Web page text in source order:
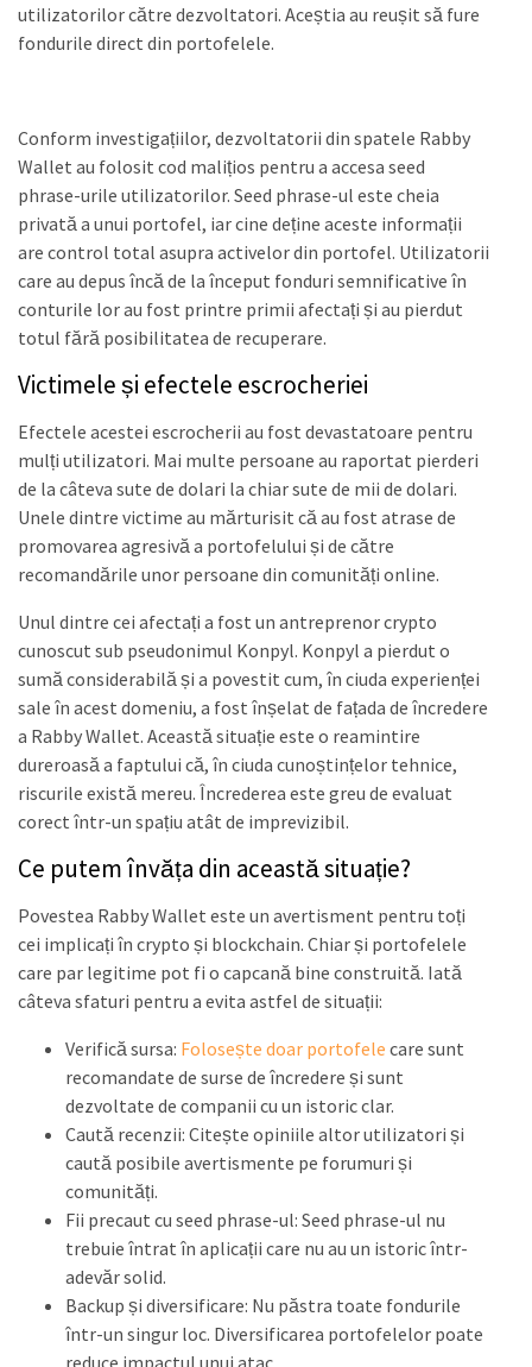
utilizatorilor către dezvoltatori. Aceștia au reușit să fure
fondurile direct din portofelele.
Conform investigațiilor, dezvoltatorii din spatele Rabby
Wallet au folosit cod malițios pentru a accesa seed
phrase-urile utilizatorilor. Seed phrase-ul este cheia
privată a unui portofel, iar cine deține aceste informații
are control total asupra activelor din portofel. Utilizatorii
care au depus încă de la început fonduri semnificative în
conturile lor au fost printre primii afectați și au pierdut
totul fără posibilitatea de recuperare.
Victimele și efectele escrocheriei
Efectele acestei escrocherii au fost devastatoare pentru
mulți utilizatori. Mai multe persoane au raportat pierderi
de la câteva sute de dolari la chiar sute de mii de dolari.
Unele dintre victime au mărturisit că au fost atrase de
promovarea agresivă a portofelului și de către
recomandările unor persoane din comunități online.
Unul dintre cei afectați a fost un antreprenor crypto
cunoscut sub pseudonimul Konpyl. Konpyl a pierdut o
sumă considerabilă și a povestit cum, în ciuda experienței
sale în acest domeniu, a fost înșelat de fațada de încredere
a Rabby Wallet. Această situație este o reamintire
dureroasă a faptului că, în ciuda cunoștințelor tehnice,
riscurile există mereu. Încrederea este greu de evaluat
corect într-un spațiu atât de imprevizibil.
Ce putem învăța din această situație?
Povestea Rabby Wallet este un avertisment pentru toți
cei implicați în crypto și blockchain. Chiar și portofelele
care par legitime pot fi o capcană bine construită. Iată
câteva sfaturi pentru a evita astfel de situații:
Verifică sursa: Folosește doar portofele care sunt
recomandate de surse de încredere și sunt
dezvoltate de companii cu un istoric clar.
Caută recenzii: Citește opiniile altor utilizatori și
caută posibile avertismente pe forumuri și
comunități.
Fii precaut cu seed phrase-ul: Seed phrase-ul nu
trebuie întrat în aplicații care nu au un istoric într-
adevăr solid.
Backup și diversificare: Nu păstra toate fondurile
într-un singur loc. Diversificarea portofelelor poate